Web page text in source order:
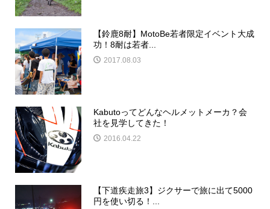
【鈴鹿8耐】MotoBe若者限定イベント大成
功！8耐は若者...
2017.08.03
Kabutoってどんなヘルメットメーカ？会
社を見学してきた！
2016.04.22
【下道疾走旅3】ジクサーで旅に出て5000
円を使い切る！...